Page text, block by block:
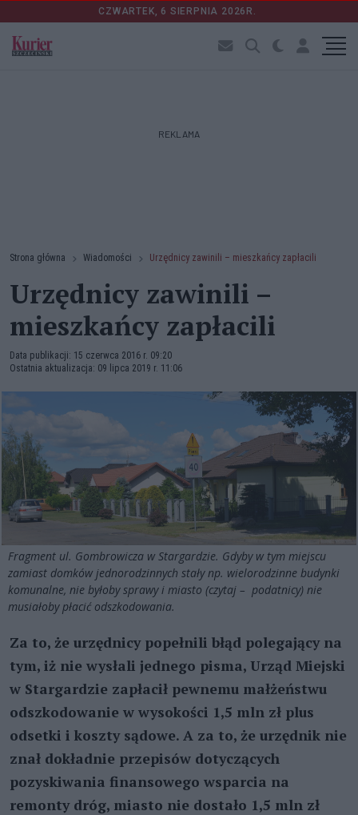
CZWARTEK, 6 SIERPNIA 2026R.
REKLAMA
Strona główna Wiadomości Urzędnicy zawinili – mieszkańcy zapłacili
Urzędnicy zawinili –
mieszkańcy zapłacili
Data publikacji: 15 czerwca 2016 r. 09:20
Ostatnia aktualizacja: 09 lipca 2019 r. 11:06
Fragment ul. Gombrowicza w Stargardzie. Gdyby w tym miejscu
zamiast domków jednorodzinnych stały np. wielorodzinne budynki
komunalne, nie byłoby sprawy i miasto (czytaj – podatnicy) nie
musiałoby płacić odszkodowania.
Za to, że urzędnicy popełnili błąd polegający na
tym, iż nie wysłali jednego pisma, Urząd Miejski
w Stargardzie zapłacił pewnemu małżeństwu
odszkodowanie w wysokości 1,5 mln zł plus
odsetki i koszty sądowe. A za to, że urzędnik nie
znał dokładnie przepisów dotyczących
pozyskiwania finansowego wsparcia na
remonty dróg, miasto nie dostało 1,5 mln zł